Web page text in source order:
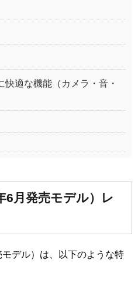
適な機能（カメラ・音・
6月発売モデル）レ
デル）は、以下のような特